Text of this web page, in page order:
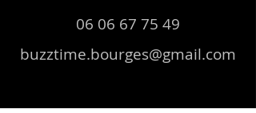
06 06 67 75 49
buzztime.bourges@gmail.com